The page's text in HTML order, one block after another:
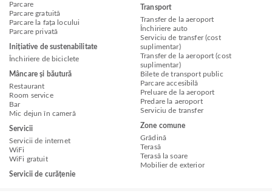
Parcare
Parcare gratuită
Parcare la fața locului
Parcare privată
Inițiative de sustenabilitate
Închiriere de biciclete
Mâncare și băutură
Restaurant
Room service
Bar
Mic dejun în cameră
Servicii
Servicii de internet
WiFi
WiFi gratuit
Servicii de curățenie
Transport
Transfer de la aeroport
Închiriere auto
Serviciu de transfer (cost
suplimentar)
Transfer de la aeroport (cost
suplimentar)
Bilete de transport public
Parcare accesibilă
Preluare de la aeroport
Predare la aeroport
Serviciu de transfer
Zone comune
Grădină
Terasă
Terasă la soare
Mobilier de exterior